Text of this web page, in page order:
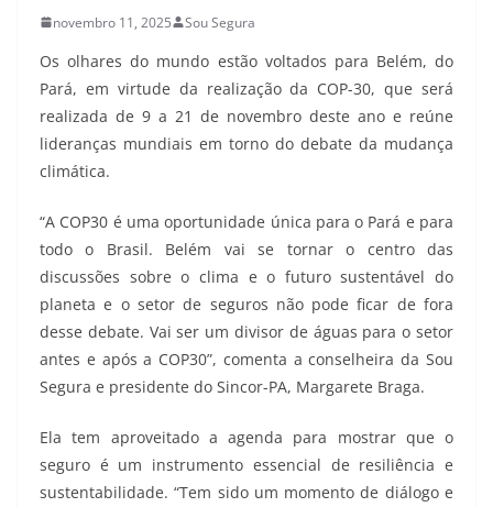
novembro 11, 2025 Sou Segura
Os olhares do mundo estão voltados para Belém, do
Pará, em virtude da realização da COP-30, que será
realizada de 9 a 21 de novembro deste ano e reúne
lideranças mundiais em torno do debate da mudança
climática.
“A COP30 é uma oportunidade única para o Pará e para
todo o Brasil. Belém vai se tornar o centro das
discussões sobre o clima e o futuro sustentável do
planeta e o setor de seguros não pode ficar de fora
desse debate. Vai ser um divisor de águas para o setor
antes e após a COP30”, comenta a conselheira da Sou
Segura e presidente do Sincor-PA, Margarete Braga.
Ela tem aproveitado a agenda para mostrar que o
seguro é um instrumento essencial de resiliência e
sustentabilidade. “Tem sido um momento de diálogo e